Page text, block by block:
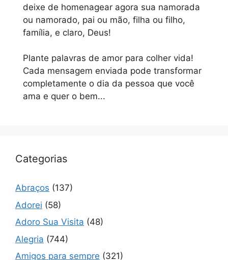
deixe de homenagear agora sua namorada
ou namorado, pai ou mão, filha ou filho,
família, e claro, Deus!
Plante palavras de amor para colher vida!
Cada mensagem enviada pode transformar
completamente o dia da pessoa que você
ama e quer o bem...
Categorias
Abraços (137)
Adorei (58)
Adoro Sua Visita (48)
Alegria (744)
Amigos para sempre (321)